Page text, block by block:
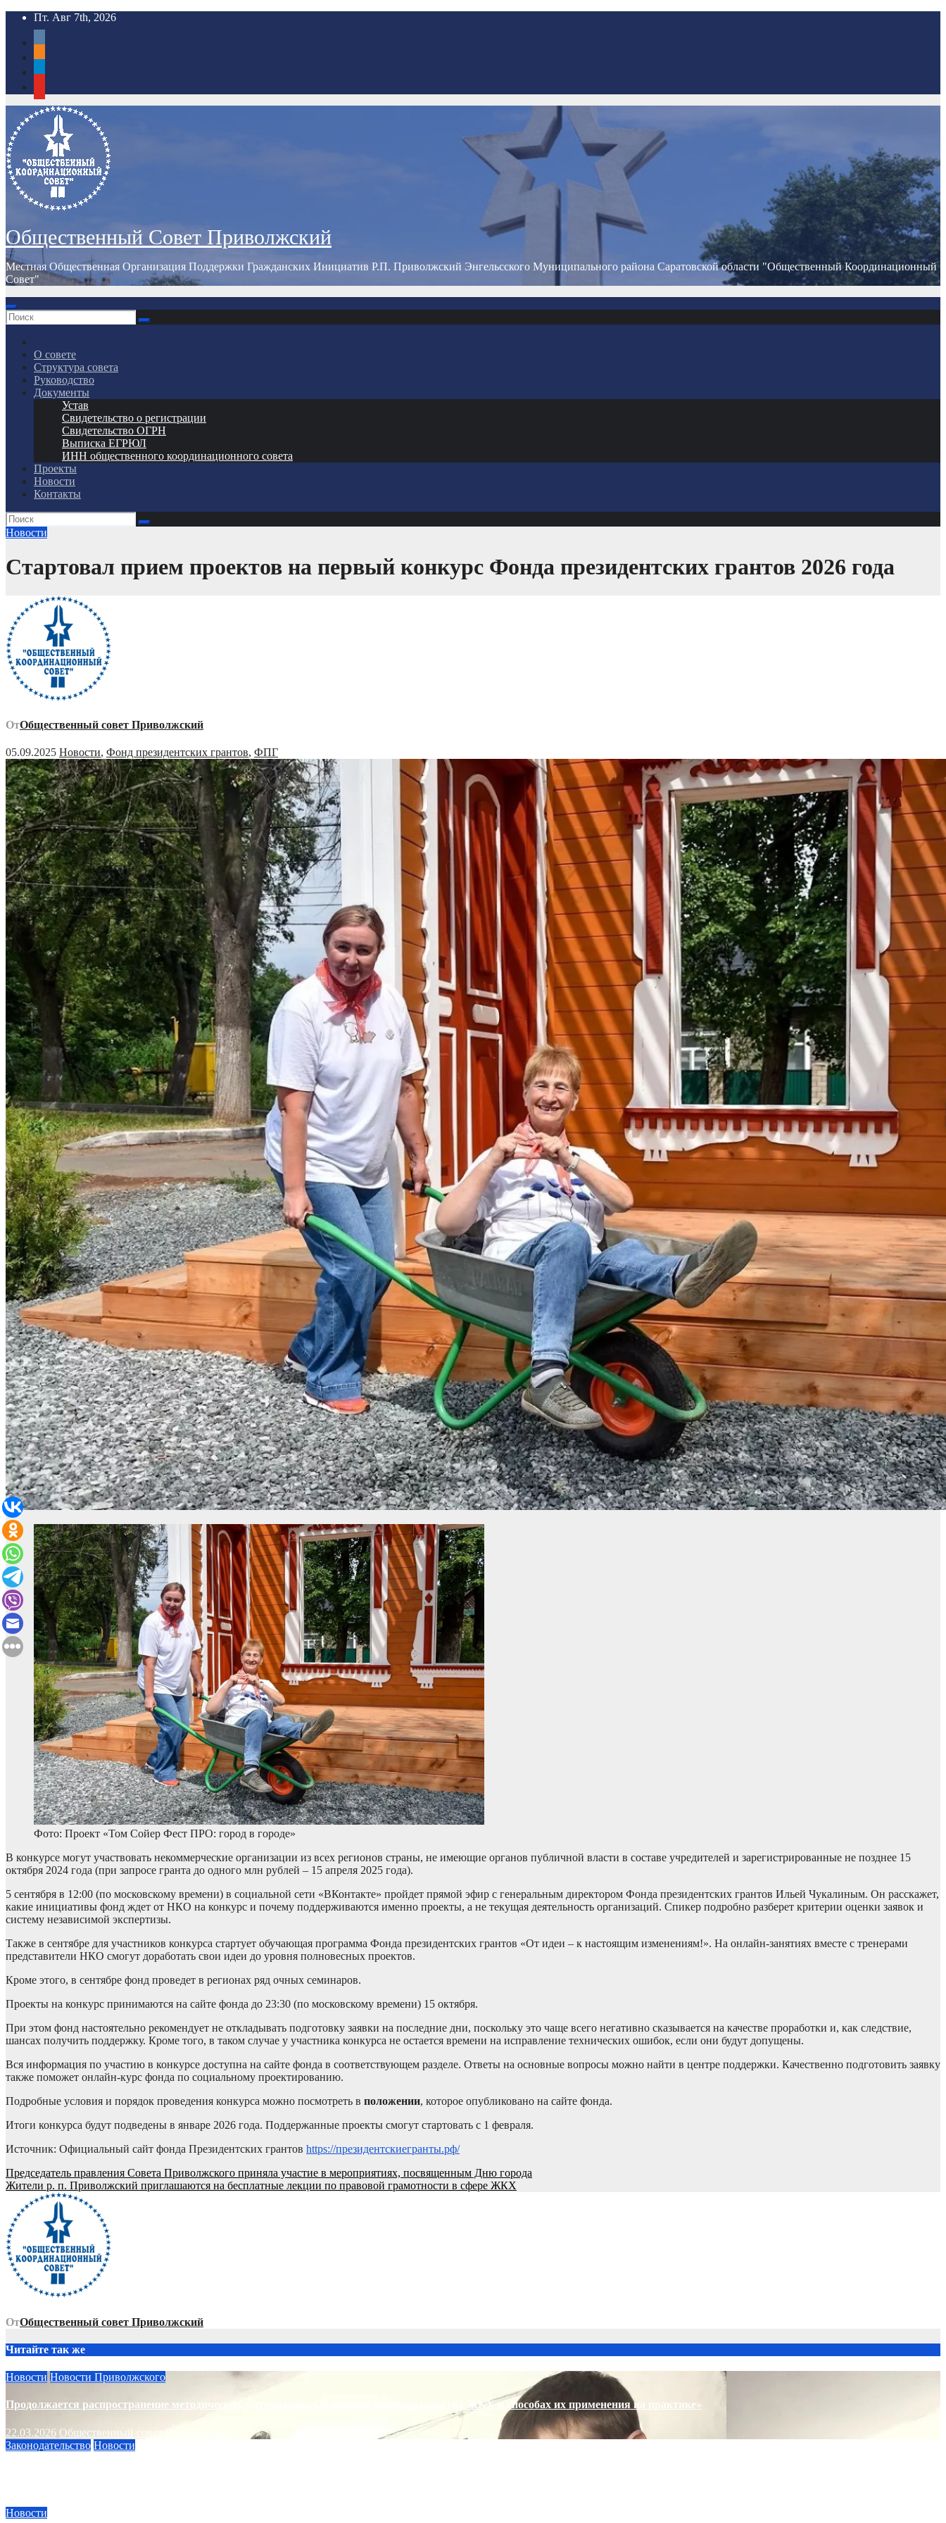
Перейти
содержимому
Пт. Авг 7th, 2026
Общественный Совет Приволжский
Местная Общественная Организация Поддержки Гражданских Инициатив Р.П. Приволжский Энгельсского Муниципального района Саратовской области "Общественный Координационный
Совет"
О совете
Структура совета
Руководство
Документы
Устав
Свидетельство о регистрации
Свидетельство ОГРН
Выписка ЕГРЮЛ
ИНН общественного координационного совета
Проекты
Новости
Контакты
Новости
Стартовал прием проектов на первый конкурс Фонда президентских грантов 2026 года
ОтОбщественный совет Приволжский
05.09.2025 Новости, Фонд президентских грантов, ФПГ
Фото: Проект «Том Сойер Фест ПРО: город в городе»
В конкурсе могут участвовать некоммерческие организации из всех регионов страны, не имеющие органов публичной власти в составе учредителей и зарегистрированные не позднее 15
октября 2024 года (при запросе гранта до одного млн рублей – 15 апреля 2025 года).
5 сентября в 12:00 (по московскому времени) в социальной сети «ВКонтакте» пройдет прямой эфир с генеральным директором Фонда президентских грантов Ильей Чукалиным. Он расскажет,
какие инициативы фонд ждет от НКО на конкурс и почему поддерживаются именно проекты, а не текущая деятельность организаций. Спикер подробно разберет критерии оценки заявок и
систему независимой экспертизы.
Также в сентябре для участников конкурса стартует обучающая программа Фонда президентских грантов «От идеи – к настоящим изменениям!». На онлайн-занятиях вместе с тренерами
представители НКО смогут доработать свои идеи до уровня полновесных проектов.
Кроме этого, в сентябре фонд проведет в регионах ряд очных семинаров.
Проекты на конкурс принимаются на сайте фонда до 23:30 (по московскому времени) 15 октября.
При этом фонд настоятельно рекомендует не откладывать подготовку заявки на последние дни, поскольку это чаще всего негативно сказывается на качестве проработки и, как следствие,
шансах получить поддержку. Кроме того, в таком случае у участника конкурса не остается времени на исправление технических ошибок, если они будут допущены.
Вся информация по участию в конкурсе доступна на сайте фонда в соответствующем разделе. Ответы на основные вопросы можно найти в центре поддержки. Качественно подготовить заявку
также поможет онлайн-курс фонда по социальному проектированию.
Подробные условия и порядок проведения конкурса можно посмотреть в положении, которое опубликовано на сайте фонда.
Итоги конкурса будут подведены в январе 2026 года. Поддержанные проекты смогут стартовать с 1 февраля.
Источник: Официальный сайт фонда Президентских грантов https://президентскиегранты.рф/
Навигация
по
записям
Председатель правления Совета Приволжского приняла участие в мероприятиях, посвященным Дню города
Жители р. п. Приволжский приглашаются на бесплатные лекции по правовой грамотности в сфере ЖКХ
ОтОбщественный совет Приволжский
Читайте так же
Новости Новости Приволжского
Продолжается распространение методических материалов «Об основах законодательства ЖКХ и способах их применения на практике»
22.03.2026 Общественный совет Приволжский
Законодательство Новости
Новости